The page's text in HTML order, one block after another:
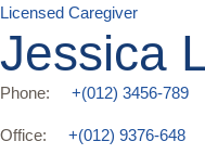
Licensed Caregiver
Jessica
Phone: +(012) 3456-789
Office: +(012) 9376-648